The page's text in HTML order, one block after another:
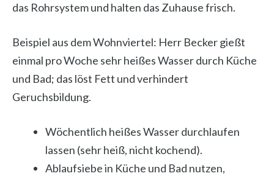
das Rohrsystem und halten das Zuhause frisch.
Beispiel aus dem Wohnviertel: Herr Becker gießt
einmal pro Woche sehr heißes Wasser durch Küche
und Bad; das löst Fett und verhindert
Geruchsbildung.
Wöchentlich heißes Wasser durchlaufen
lassen (sehr heiß, nicht kochend).
Ablaufsiebe in Küche und Bad nutzen,